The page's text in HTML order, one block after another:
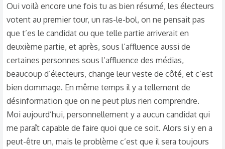
encore lorsqu'elles sont faites avec le diable en personne.
A ce sujet, j'ose espérer, que si alliance se fait à gauche,
elle se fera sans le parti islamogauchiste !
Oui voilà encore une fois tu as bien résumé, les électeurs
votent au premier tour, un ras-le-bol, on ne pensait pas
que t’es le candidat ou que telle partie arriverait en
deuxième partie, et après, sous l’affluence aussi de
certaines personnes sous l’affluence des médias,
beaucoup d’électeurs, change leur veste de côté, et c’est
bien dommage. En même temps il y a tellement de
désinformation que on ne peut plus rien comprendre.
Moi aujourd’hui, personnellement y a aucun candidat qui
me paraît capable de faire quoi que ce soit. Alors si y en a
peut-être un, mais le problème c’est que il sera toujours